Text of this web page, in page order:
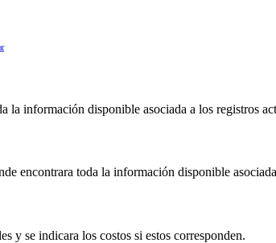
la información disponible asociada a los registros
encontrara toda la información disponible
y se indicara los costos si estos corresponden.